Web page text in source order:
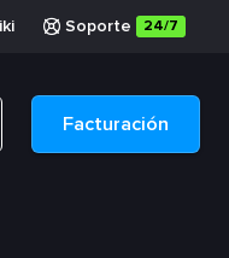
Soporte 24/7
Facturación